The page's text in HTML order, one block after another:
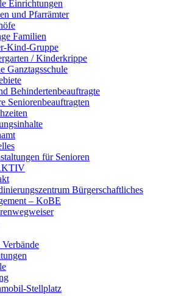
Einrichtungen
und Pfarrämter
Familien
Kind-Gruppe
/ Kinderkrippe
Ganztagsschule
Behindertenbeauftragte
Seniorenbeauftragten
für Senioren
Bürgerschaftliches
– KoBE
Stellplatz